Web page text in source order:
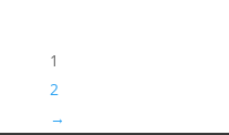
1
2
→